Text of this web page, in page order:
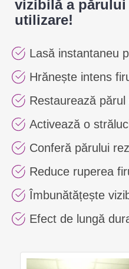
vizibilă a
utilizare!
Lasă instantaneu
Hrănește intens
Restaurează
Activează o
Conferă părului
Reduce ruperea
Îmbunătățește
Efect de lungă